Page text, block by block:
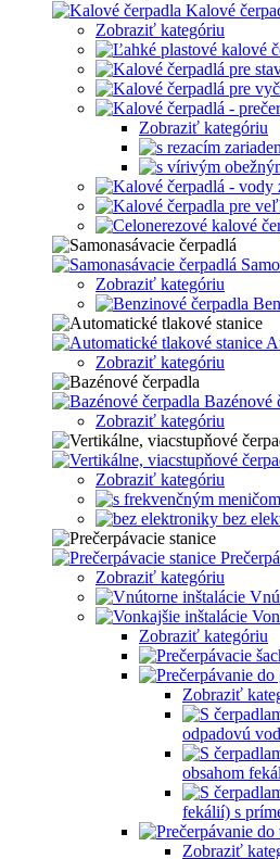
Kalové
Zobraziť kategóriu
Zobraziť kategóriu
Zobraziť kategóriu
Zobraziť kategóriu
Bazénové
Zobraziť kategóriu
Zobraziť kategóriu
bez
Zobraziť kategóriu
Zobraziť kategóriu
Zobraziť
odpadovú
obsahom
fekálií) s
Zobraziť